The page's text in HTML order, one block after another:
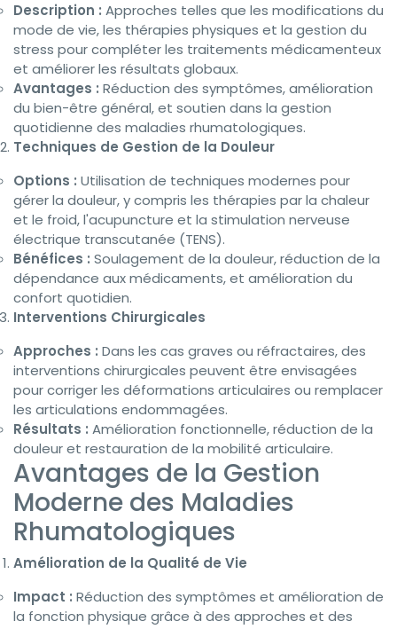
Description : Approches telles que les modifications du
mode de vie, les thérapies physiques et la gestion du
stress pour compléter les traitements médicamenteux
et améliorer les résultats globaux.
Avantages : Réduction des symptômes, amélioration
du bien-être général, et soutien dans la gestion
quotidienne des maladies rhumatologiques.
Techniques de Gestion de la Douleur
Options : Utilisation de techniques modernes pour
gérer la douleur, y compris les thérapies par la chaleur
et le froid, l'acupuncture et la stimulation nerveuse
électrique transcutanée (TENS).
Bénéfices : Soulagement de la douleur, réduction de la
dépendance aux médicaments, et amélioration du
confort quotidien.
Interventions Chirurgicales
Approches : Dans les cas graves ou réfractaires, des
interventions chirurgicales peuvent être envisagées
pour corriger les déformations articulaires ou remplacer
les articulations endommagées.
Résultats : Amélioration fonctionnelle, réduction de la
douleur et restauration de la mobilité articulaire.
Avantages de la Gestion
Moderne des Maladies
Rhumatologiques
Amélioration de la Qualité de Vie
Impact : Réduction des symptômes et amélioration de
la fonction physique grâce à des approches et des